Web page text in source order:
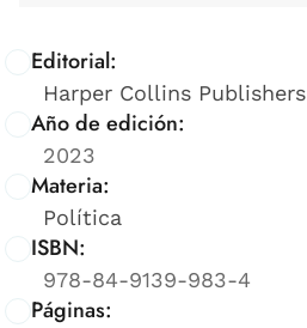
Editorial:
Harper Collins Publishers
Año de edición:
2023
Materia:
Política
ISBN:
978-84-9139-983-4
Páginas: